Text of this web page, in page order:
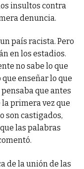
insultos contra
denuncia.
país racista. Pero
en los estadios.
no sabe lo que
que enseñar lo que
que antes
primera vez que
son castigados,
las palabras
de la unión de las